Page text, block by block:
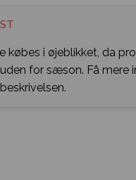
købes i øjeblikket, da
for sæson. Få